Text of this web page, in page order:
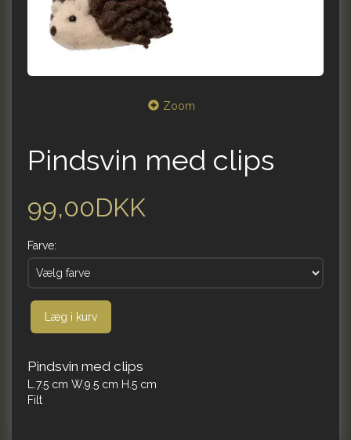
Zoom
Pindsvin med clips
99,00DKK
Farve:
Læg i kurv
Pindsvin med clips
L.7.5 cm W.9.5 cm H.5 cm
Filt